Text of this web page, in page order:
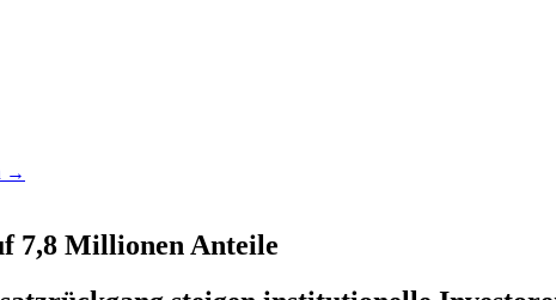
→
7,8 Millionen Anteile